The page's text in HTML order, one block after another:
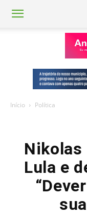
Início Política
Nikolas
Lula e